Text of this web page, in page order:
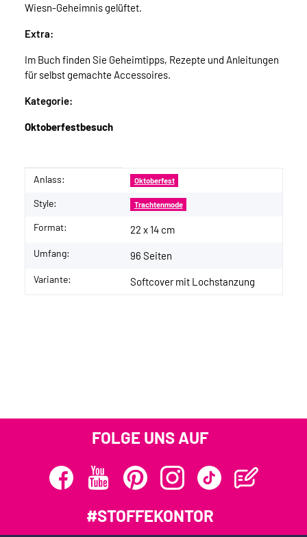
Wiesn-Geheimnis gelüftet.
Extra:
Im Buch finden Sie Geheimtipps, Rezepte und Anleitungen
für selbst gemachte Accessoires.
Kategorie:
Oktoberfestbesuch
Produkteigenschaft
Wert
Anlass: Oktoberfest
Style: Trachtenmode
Format: 22 x 14 cm
Umfang: 96 Seiten
Variante: Softcover mit Lochstanzung
FOLGE UNS AUF
#STOFFEKONTOR